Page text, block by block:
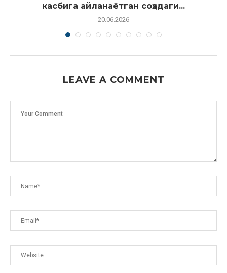
касбига айланаётган соҳадаги...
20.06.2026
LEAVE A COMMENT